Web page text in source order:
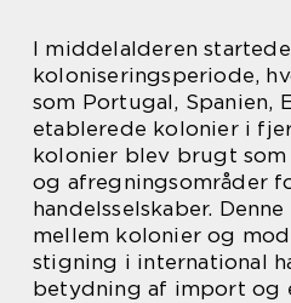
I middelalderen
koloniseringsperiode,
som Portugal, Spanien,
etablerede kolonier i
kolonier blev brugt som
og afregningsområder
handelsselskaber.
mellem kolonier og
stigning i international
betydning af import og